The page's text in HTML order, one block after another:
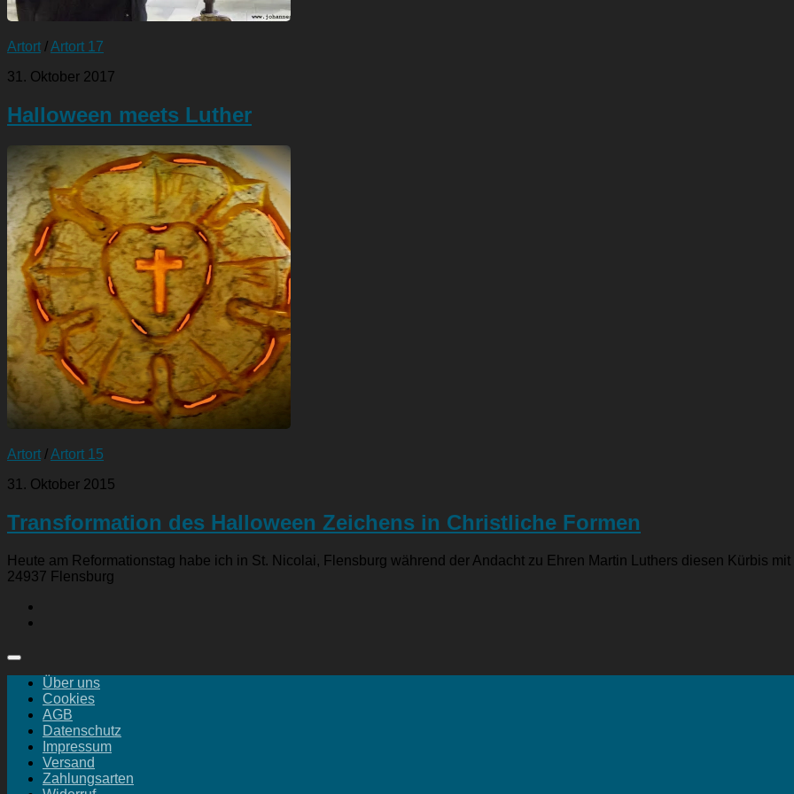
Artort /Artort 17
31. Oktober 2017
Halloween meets Luther
Artort /Artort 15
31. Oktober 2015
Transformation des Halloween Zeichens in Christliche Formen
Heute am Reformationstag habe ich in St. Nicolai, Flensburg während der Andacht zu Ehren Martin Luthers diesen Kürbis
24937 Flensburg
Über uns
Cookies
AGB
Datenschutz
Impressum
Versand
Zahlungsarten